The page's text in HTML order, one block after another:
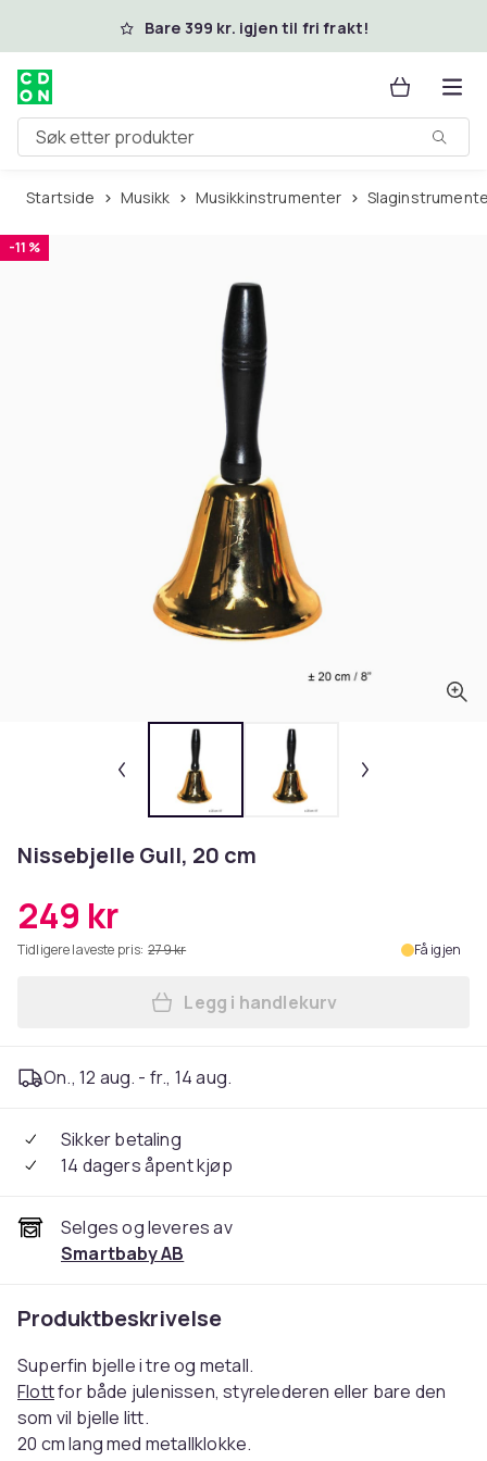
Hopp til hovedinnholdBare 399 kr. igjen til fri frakt!
Søk etter produkter
Startside Musikk Musikkinstrumenter
-11 %
Nissebjelle Gull, 20 cm
249 kr
Tidligere laveste pris: 279 kr Få igjen
Legg Nissebjelle Gull, 20
Legg i handlekurv
On., 12 aug. - fr., 14 aug.
Sikker betaling
14 dagers åpent kjøp
Selges og leveres av
Smartbaby AB
Produktbeskrivelse
Superfin bjelle i tre og metall.
Flottfor både julenissen, styrelederen eller bare den
som vil bjelle litt.
20 cm lang med metallklokke.